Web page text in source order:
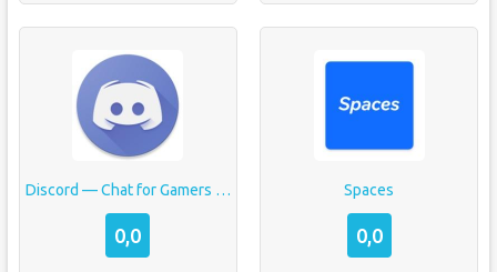
Discord — Chat for Gamers by
0,0
Spaces
0,0